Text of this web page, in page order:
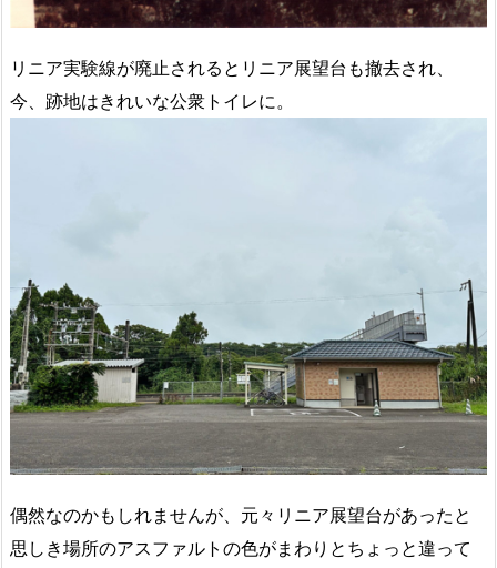
リニア実験線が廃止されるとリニア展望台も撤去され、
今、跡地はきれいな公衆トイレに。
偶然なのかもしれませんが、元々リニア展望台があったと
思しき場所のアスファルトの色がまわりとちょっと違って